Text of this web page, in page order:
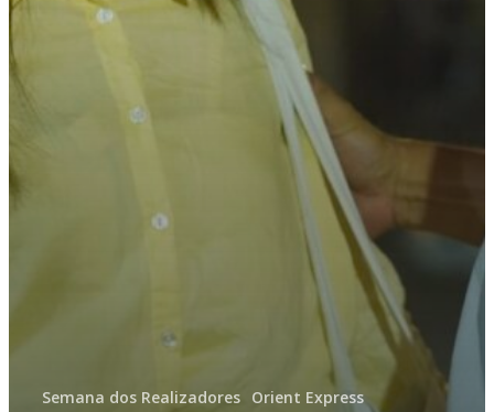
Semana dos Realizadores Orient Express